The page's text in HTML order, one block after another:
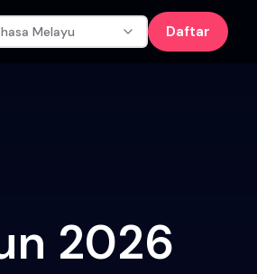
Melayu Daftar
2026